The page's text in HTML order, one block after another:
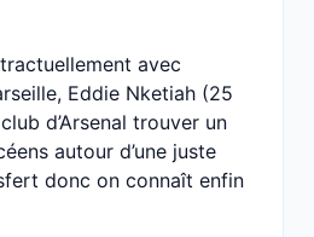
avec
Eddie Nketiah (25
d’Arsenal trouver un
autour d’une juste
donc on connaît enfin